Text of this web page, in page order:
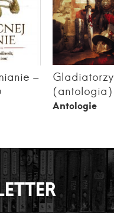
–
Gladiatorzy
(antologia)
Antologie